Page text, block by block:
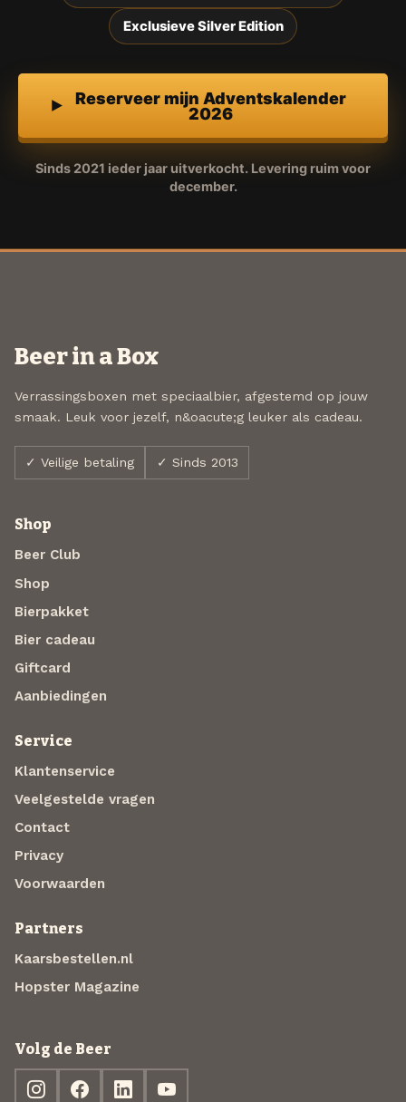
Exclusieve Silver Edition
Reserveer mijn Adventskalender
2026
Sinds 2021 ieder jaar uitverkocht. Levering ruim voor
december.
Beer in a Box
Verrassingsboxen met speciaalbier, afgestemd op jouw
smaak. Leuk voor jezelf, n&oacute;g leuker als cadeau.
✓ Veilige betaling ✓ Sinds 2013
Shop
Beer Club
Shop
Bierpakket
Bier cadeau
Giftcard
Aanbiedingen
Service
Klantenservice
Veelgestelde vragen
Contact
Privacy
Voorwaarden
Partners
Kaarsbestellen.nl
Hopster Magazine
Volg de Beer